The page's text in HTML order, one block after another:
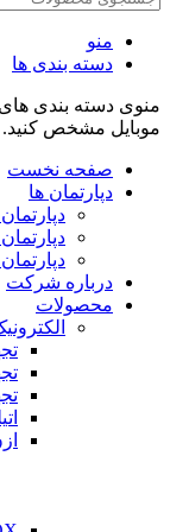
منو
دسته بندی ها
منوی دسته بندی
موبایل مشخص کنید.
صفحه نخست
دپارتمان ها
درباره شرکت
محصولات